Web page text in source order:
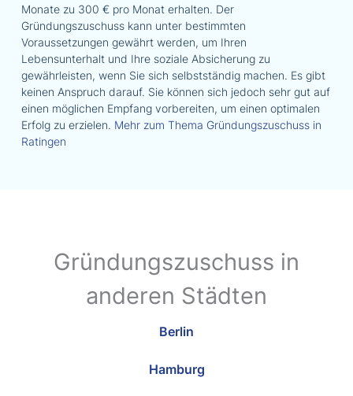
Monate zu 300 € pro Monat erhalten. Der
Gründungszuschuss kann unter bestimmten
Voraussetzungen gewährt werden, um Ihren
Lebensunterhalt und Ihre soziale Absicherung zu
gewährleisten, wenn Sie sich selbstständig machen. Es gibt
keinen Anspruch darauf. Sie können sich jedoch sehr gut auf
einen möglichen Empfang vorbereiten, um einen optimalen
Erfolg zu erzielen. Mehr zum Thema Gründungszuschuss in
Ratingen
Gründungszuschuss in
anderen Städten
Berlin
Hamburg